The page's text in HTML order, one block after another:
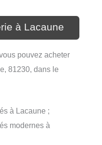
à Lacaune
pouvez acheter
81230, dans le
à Lacaune ;
modernes à